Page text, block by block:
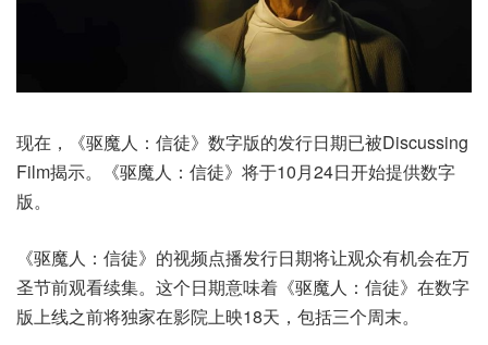
现在，《驱魔人：信徒》数字版的发行日期已被Discussing
Film揭示。《驱魔人：信徒》将于10月24日开始提供数字
版。
《驱魔人：信徒》的视频点播发行日期将让观众有机会在万
圣节前观看续集。这个日期意味着《驱魔人：信徒》在数字
版上线之前将独家在影院上映18天，包括三个周末。